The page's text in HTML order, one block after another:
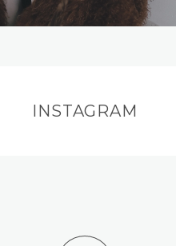
INSTAGRAM